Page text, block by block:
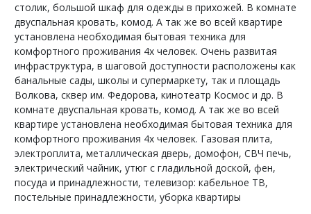
столик, большой шкаф для одежды в прихожей. В комнате
двуспальная кровать, комод. А так же во всей квартире
установлена необходимая бытовая техника для
комфортного проживания 4х человек. Очень развитая
инфраструктура, в шаговой доступности расположены как
банальные сады, школы и супермаркету, так и площадь
Волкова, сквер им. Федорова, кинотеатр Космос и др. В
комнате двуспальная кровать, комод. А так же во всей
квартире установлена необходимая бытовая техника для
комфортного проживания 4х человек. Газовая плита,
электроплита, металлическая дверь, домофон, СВЧ печь,
электрический чайник, утюг с гладильной доской, фен,
посуда и принадлежности, телевизор: кабельное ТВ,
постельные принадлежности, уборка квартиры